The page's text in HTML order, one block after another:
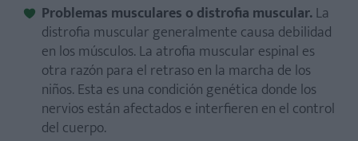
Problemas musculares o distrofia muscular.La
distrofia muscular generalmente causa debilidad
en los músculos. La atrofia muscular espinal es
otra razón para el retraso en la marcha de los
niños. Esta es una condición genética donde los
nervios están afectados e interfieren en el control
del cuerpo.